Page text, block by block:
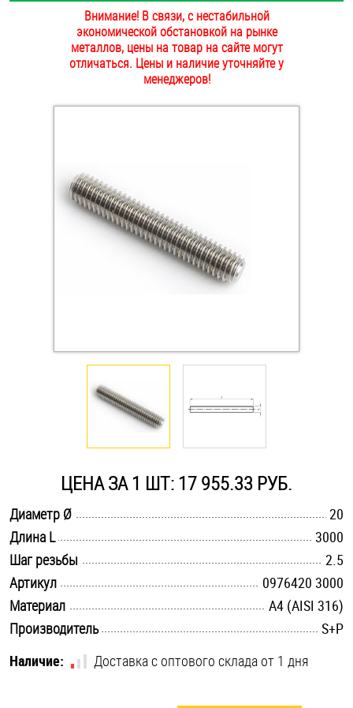
ОПЛАТА И ДОСТАВКА
НАШИ МАГАЗИНЫ
Заклепки (Гайки-Заклепки)
Инструмент
Крюки, кольца с метрической резьбой
Оснастка и аксессуары для яхт
Стопорные кольца
Такелаж
Хомуты
Внимание! В связи, с нестабильной
экономической обстановкой на рынке
металлов, цены на товар на сайте могут
отличаться. Цены и наличие уточняйте у
менеджеров!
ЦЕНА ЗА 1 ШТ: 17 955.33 РУБ.
Диаметр Ø
20
Длина L
3000
Шаг резьбы
2.5
Артикул
0976420 3000
Материал
A4 (AISI 316)
Производитель
S+P
Наличие:
Доставка с оптового склада от 1 дня